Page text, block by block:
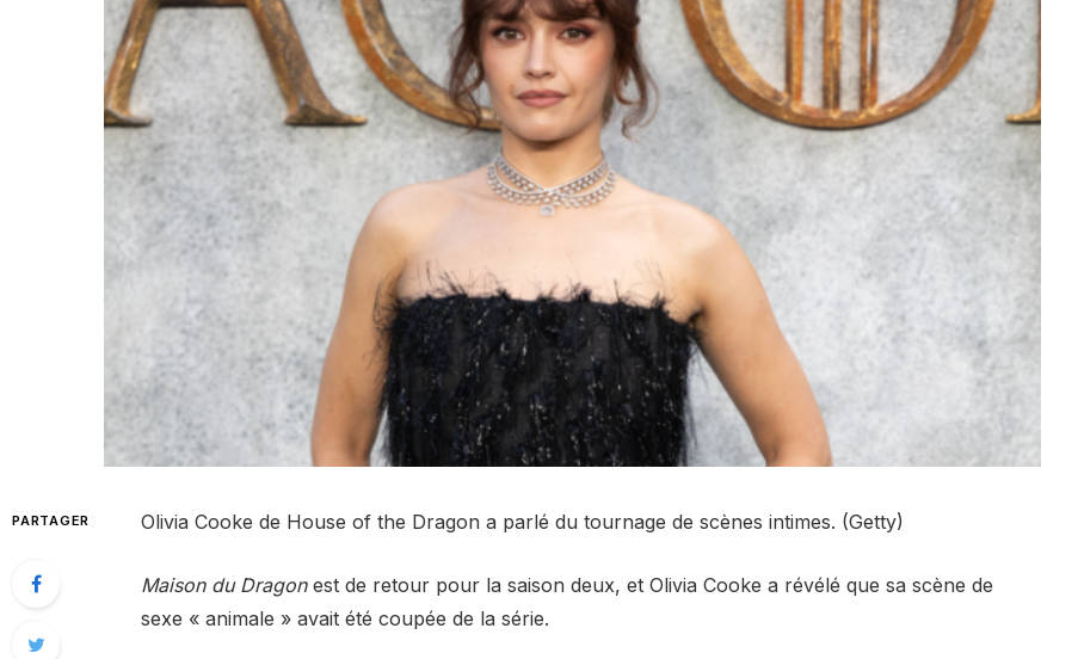
PARTAGER Olivia Cooke de House of the Dragon a parlé du tournage de scènes intimes. (Getty)
Maison du Dragonest de retour pour la saison deux, et Olivia Cooke a révélé que sa scène de
sexe « animale » avait été coupée de la série.